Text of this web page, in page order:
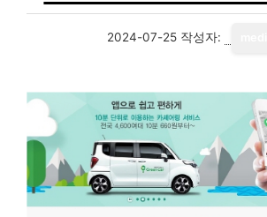
2024-07-25 작성자: